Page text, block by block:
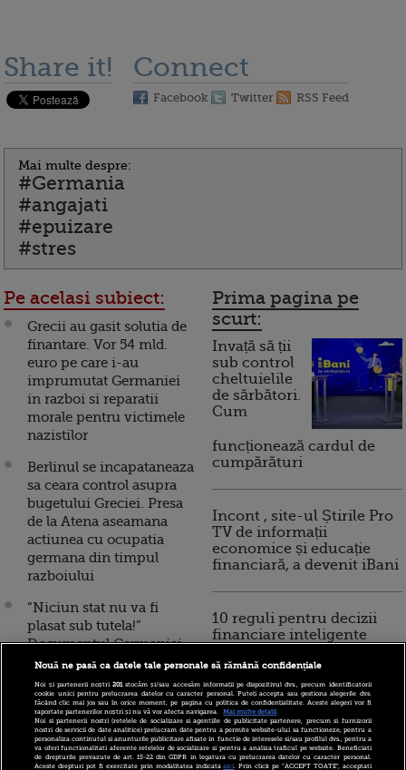
Share it! Connect
Facebook Twitter RSS Feed
Mai multe despre:
#Germania
#angajati
#epuizare
#stres
Pe acelasi subiect:
Grecii au gasit solutia de
finantare. Vor 54 mld.
euro pe care i-au
imprumutat Germaniei
in razboi si reparatii
morale pentru victimele
nazistilor
Berlinul se incapataneaza
sa ceara control asupra
bugetului Greciei. Presa
de la Atena aseamana
actiunea cu ocupatia
germana din timpul
razboiului
“Niciun stat nu va fi
plasat sub tutela!”
Documentul Germaniei
care l-a infuriat pe
Nicolas Sarkozy
Europa vrea mai multi
bani de la Germania
pentru salvarea zonei
euro. Cum a raspuns
Prima pagina pe
scurt:
Invață să ții
sub control
cheltuielile
de sărbători.
Cum
funcționează cardul de
cumpărături
Incont , site-ul Știrile Pro
TV de informații
economice și educație
financiară, a devenit iBani
10 reguli pentru decizii
financiare inteligente
Nouă ne pasă ca datele tale personale să rămână confidențiale
Noi și partenerii noștri201stocăm și/sau accesăm informații pe dispozitivul dvs., precum identificatorii
cookie unici pentru prelucrarea datelor cu caracter personal. Puteți accepta sau gestiona alegerile dvs.
făcând clic mai jos sau în orice moment, pe pagina cu politica de confidențialitate. Aceste alegeri vor fi
raportate partenerilor noștri și nu vă vor afecta navigarea.
Mai multe detalii
Noi si partenerii nostri (retelele de socializare si agentiile de publicitate partenere, precum si furnizorii
nostri de servicii de date analitice) prelucram date pentru a permite website-ului sa functioneze, pentru a
personaliza continutul si anunturile publicitare afisate in functie de interesele si/sau profilul dvs., pentru a
va oferi functionalitati aferente retelelor de socializare si pentru a analiza traficul pe website. Beneficiati
de drepturile prevazute de art. 15-22 din GDPR in legatura cu prelucrarea datelor cu caracter personal.
Aceste drepturi pot fi exercitate prin modalitatea indicataaici. Prin click pe “ACCEPT TOATE”, acceptati